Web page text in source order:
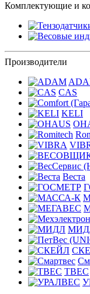
Комплектующие и
Производители
CAS
KELI
Веста
ТВЕС